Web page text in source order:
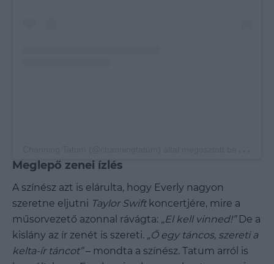
Meglepő zenei ízlés
A színész azt is elárulta, hogy Everly nagyon
szeretne eljutni Taylor Swiftkoncertjére, mire a
műsorvezető azonnal rávágta: „El kell vinned!”De a
kislány az ír zenét is szereti. „Ő egy táncos, szereti a
kelta-ír táncot”– mondta a színész. Tatum arról is